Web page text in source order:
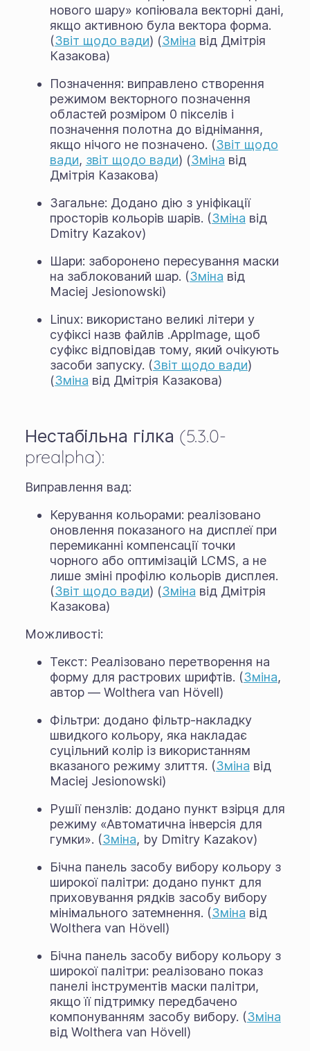
нового шару» копіювала векторні дані,
якщо активною була вектора форма.
(Звіт щодо вади) (Зміна від Дмітрія
Казакова)
Позначення: виправлено створення
режимом векторного позначення
областей розміром 0 пікселів і
позначення полотна до віднімання,
якщо нічого не позначено. (Звіт щодо
вади, звіт щодо вади) (Зміна від
Дмітрія Казакова)
Загальне: Додано дію з уніфікації
просторів кольорів шарів. (Зміна від
Dmitry Kazakov)
Шари: заборонено пересування маски
на заблокований шар. (Зміна від
Maciej Jesionowski)
Linux: використано великі літери у
суфіксі назв файлів .AppImage, щоб
суфікс відповідав тому, який очікують
засоби запуску. (Звіт щодо вади)
(Зміна від Дмітрія Казакова)
Нестабільна гілка (5.3.0-
prealpha):
Виправлення вад:
Керування кольорами: реалізовано
оновлення показаного на дисплеї при
перемиканні компенсації точки
чорного або оптимізацій LCMS, а не
лише зміні профілю кольорів дисплея.
(Звіт щодо вади) (Зміна від Дмітрія
Казакова)
Можливості:
Текст: Реалізовано перетворення на
форму для растрових шрифтів. (Зміна,
автор — Wolthera van Hövell)
Фільтри: додано фільтр-накладку
швидкого кольору, яка накладає
суцільний колір із використанням
вказаного режиму злиття. (Зміна від
Maciej Jesionowski)
Рушії пензлів: додано пункт взірця для
режиму «Автоматична інверсія для
гумки». (Зміна, by Dmitry Kazakov)
Бічна панель засобу вибору кольору з
широкої палітри: додано пункт для
приховування рядків засобу вибору
мінімального затемнення. (Зміна від
Wolthera van Hövell)
Бічна панель засобу вибору кольору з
широкої палітри: реалізовано показ
панелі інструментів маски палітри,
якщо її підтримку передбачено
компонуванням засобу вибору. (Зміна
від Wolthera van Hövell)